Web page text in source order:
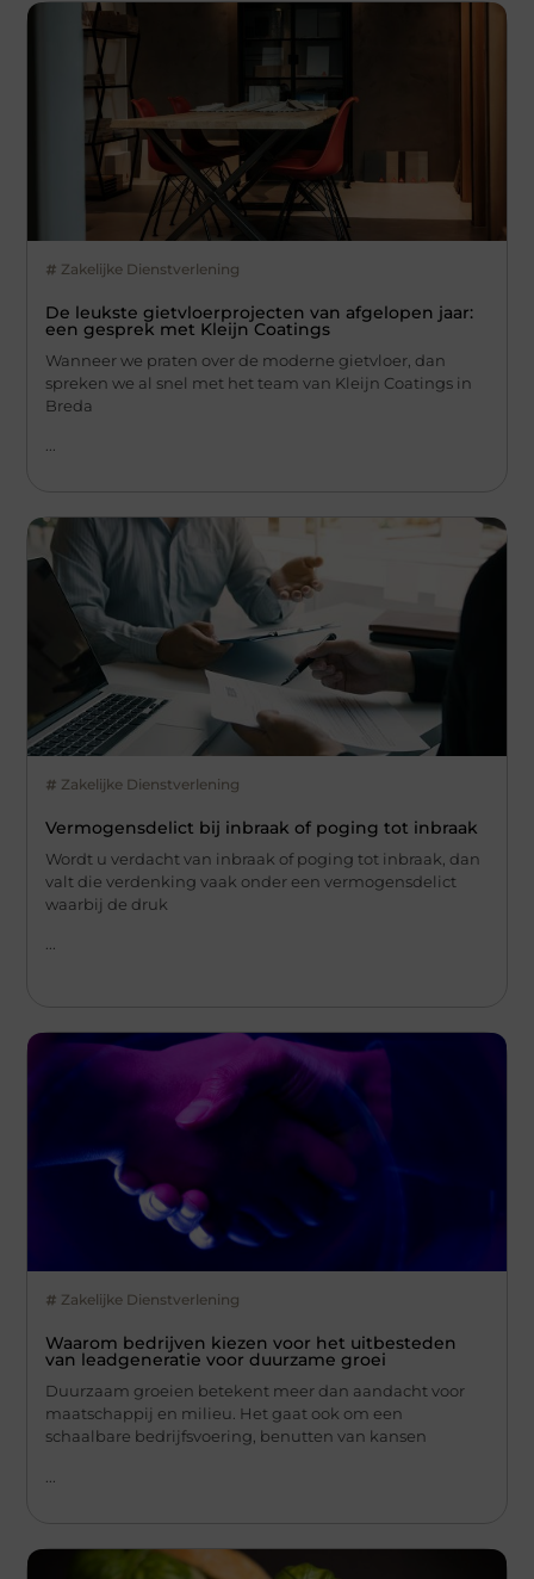
Zakelijke Dienstverlening
De leukste gietvloerprojecten van afgelopen jaar:
een gesprek met Kleijn Coatings
Wanneer we praten over de moderne gietvloer, dan
spreken we al snel met het team van Kleijn Coatings in
Breda
Zakelijke Dienstverlening
Vermogensdelict bij inbraak of poging tot inbraak
Wordt u verdacht van inbraak of poging tot inbraak, dan
valt die verdenking vaak onder een vermogensdelict
waarbij de druk
...
Zakelijke Dienstverlening
Waarom bedrijven kiezen voor het uitbesteden
van leadgeneratie voor duurzame groei
Duurzaam groeien betekent meer dan aandacht voor
maatschappij en milieu. Het gaat ook om een
schaalbare bedrijfsvoering, benutten van kansen